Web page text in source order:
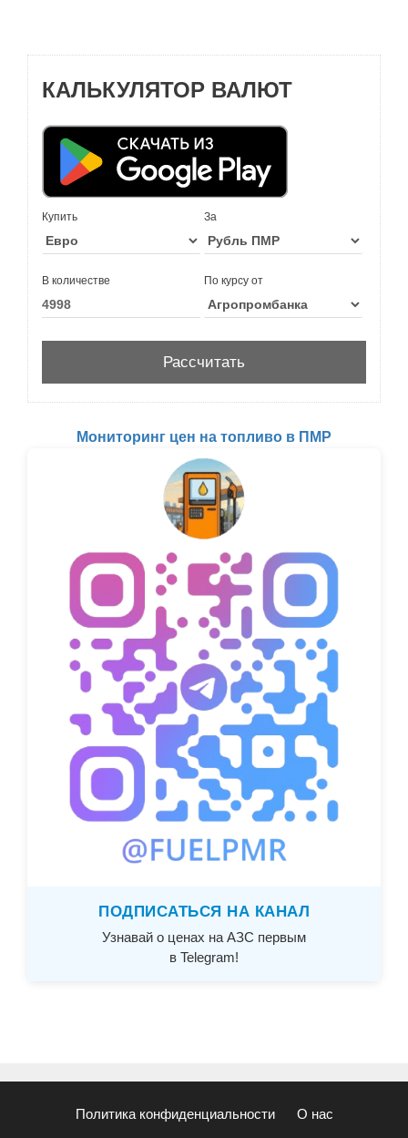
КАЛЬКУЛЯТОР ВАЛЮТ
Купить За
В количестве По курсу от
Мониторинг цен на топливо в ПМР
ПОДПИСАТЬСЯ НА КАНАЛ
Узнавай о ценах на АЗС первым
в Telegram!
Политика конфиденциальности О нас